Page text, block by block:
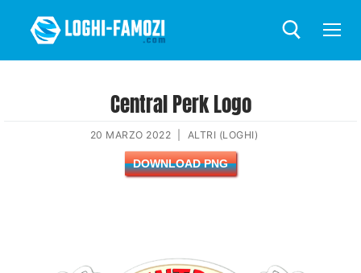
Central Perk Logo
20 MARZO 2022 ALTRI (LOGHI)
DOWNLOAD PNG